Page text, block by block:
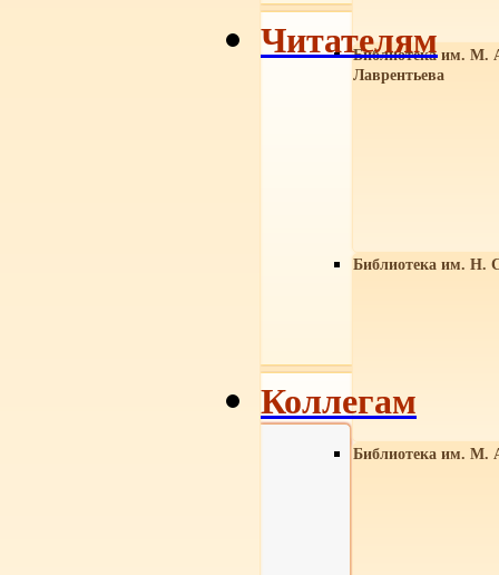
Библиотека им. М.
Лаврентьева
Библиотека им. Н.
Библиотека им. М.
Читателям
Коллегам